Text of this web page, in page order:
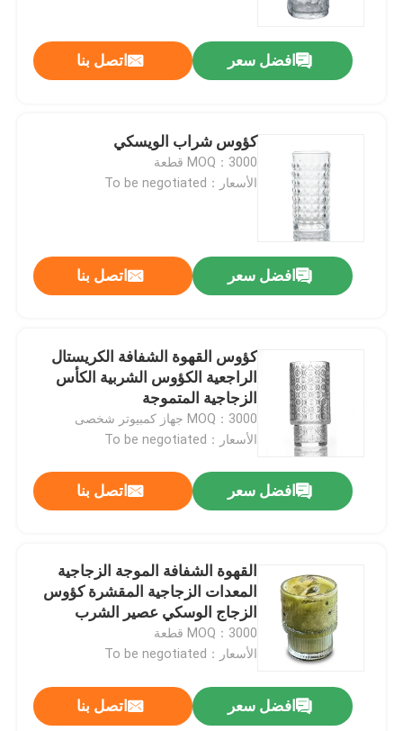
افضل سعر اتصل بنا
كؤوس شراب الويسكي
MOQ：3000 قطعة
الأسعار：To be negotiated
افضل سعر اتصل بنا
كؤوس القهوة الشفافة الكريستال
الراجعية الكؤوس الشربية الكأس
الزجاجية المتموجة
MOQ：3000 جهاز كمبيوتر شخصى
الأسعار：To be negotiated
افضل سعر اتصل بنا
القهوة الشفافة الموجة الزجاجية
المعدات الزجاجية المقشرة كؤوس
الزجاج الوسكي عصير الشرب
MOQ：3000 قطعة
الأسعار：To be negotiated
افضل سعر اتصل بنا